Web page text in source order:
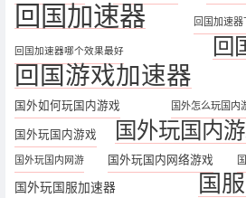
回国加速器 回国加速器
回国加速器哪个效果最好 回
回国游戏加速器
国外如何玩国内游戏 国外怎么玩国内
国外玩国内游戏 国外玩国内
国外玩国内网游 国外玩国内网络游戏
国外玩国服加速器 国